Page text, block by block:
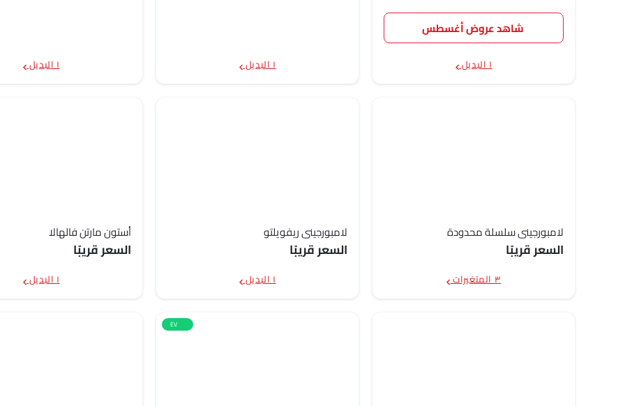
شاهد عروض أغسطس
١ البديل ١ البديل ١ البديل
لامبورجيني سلسلة محدودة
السعر قريبًا
٣ المتغيرات
لامبورجيني ريفويلتو
السعر قريبًا
١ البديل
أستون مارتن فالهالا
السعر قريبًا
١ البديل
EV